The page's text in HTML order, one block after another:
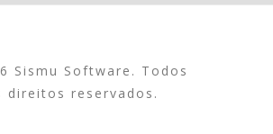
Sismu Software. Todos
direitos reservados.